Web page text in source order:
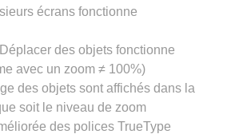
écrans fonctionne
des objets fonctionne
avec un zoom ≠ 100%)
des objets sont affichés dans la
soit le niveau de zoom
des polices TrueType